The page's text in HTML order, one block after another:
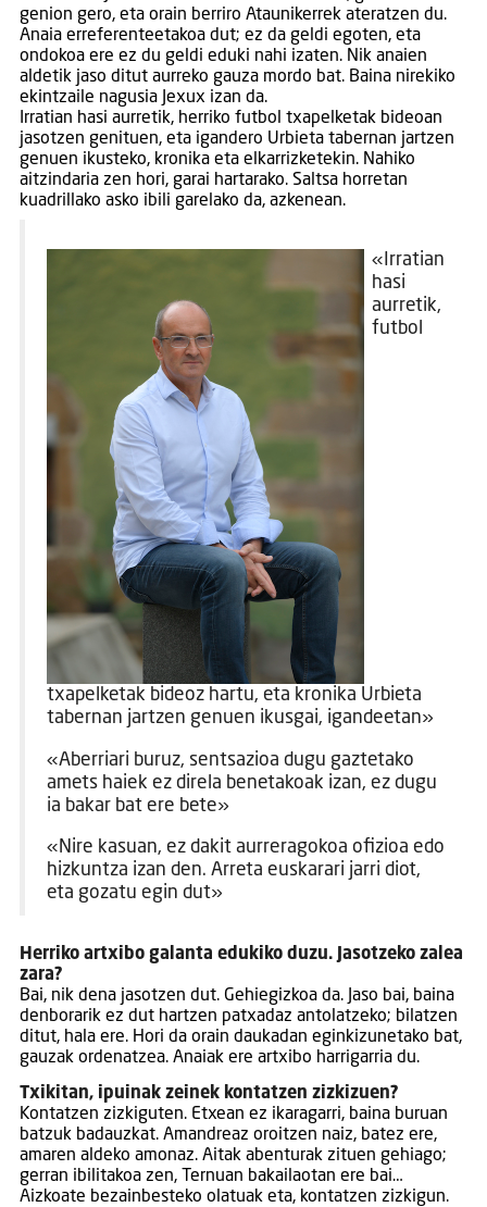
genion gero, eta orain berriro Ataunikerrek ateratzen du.
Anaia erreferenteetakoa dut; ez da geldi egoten, eta
ondokoa ere ez du geldi eduki nahi izaten. Nik anaien
aldetik jaso ditut aurreko gauza mordo bat. Baina nirekiko
ekintzaile nagusia Jexux izan da.
Irratian hasi aurretik, herriko futbol txapelketak bideoan
jasotzen genituen, eta igandero Urbieta tabernan jartzen
genuen ikusteko, kronika eta elkarrizketekin. Nahiko
aitzindaria zen hori, garai hartarako. Saltsa horretan
kuadrillako asko ibili garelako da, azkenean.
«Irratian
hasi
aurretik,
futbol
txapelketak bideoz hartu, eta kronika Urbieta
tabernan jartzen genuen ikusgai, igandeetan»
«Aberriari buruz, sentsazioa dugu gaztetako
amets haiek ez direla benetakoak izan, ez dugu
ia bakar bat ere bete»
«Nire kasuan, ez dakit aurreragokoa ofizioa edo
hizkuntza izan den. Arreta euskarari jarri diot,
eta gozatu egin dut»
Herriko artxibo galanta edukiko duzu. Jasotzeko zalea
zara?
Bai, nik dena jasotzen dut. Gehiegizkoa da. Jaso bai, baina
denborarik ez dut hartzen patxadaz antolatzeko; bilatzen
ditut, hala ere. Hori da orain daukadan eginkizunetako bat,
gauzak ordenatzea. Anaiak ere artxibo harrigarria du.
Txikitan, ipuinak zeinek kontatzen zizkizuen?
Kontatzen zizkiguten. Etxean ez ikaragarri, baina buruan
batzuk badauzkat. Amandreaz oroitzen naiz, batez ere,
amaren aldeko amonaz. Aitak abenturak zituen gehiago;
gerran ibilitakoa zen, Ternuan bakailaotan ere bai…
Aizkoate bezainbesteko olatuak eta, kontatzen zizkigun.